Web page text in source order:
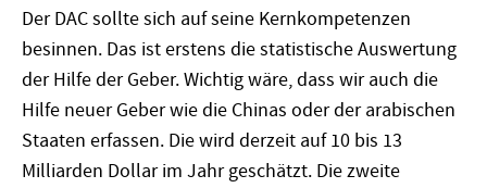
Der DAC sollte sich auf seine Kernkompetenzen
besinnen. Das ist erstens die statistische Auswertung
der Hilfe der Geber. Wichtig wäre, dass wir auch die
Hilfe neuer Geber wie die Chinas oder der arabischen
Staaten erfassen. Die wird derzeit auf 10 bis 13
Milliarden Dollar im Jahr geschätzt. Die zweite